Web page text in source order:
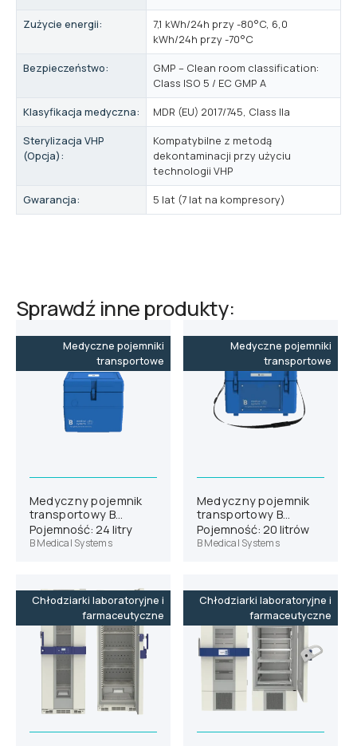
Zużycie energii:
7,1 kWh/24h przy -80°C, 6,0
kWh/24h przy -70°C
Bezpieczeństwo:
GMP – Clean room classification:
Class ISO 5 / EC GMP A
Klasyfikacja medyczna:
MDR (EU) 2017/745, Class IIa
Sterylizacja VHP
(Opcja):
Kompatybilne z metodą
dekontaminacji przy użyciu
technologii VHP
Gwarancja:
5 lat (7 lat na kompresory)
Sprawdź inne produkty:
Medyczne pojemniki
transportowe
Medyczny pojemnik
transportowy B
Medical Systems MT12
Pojemność: 24 litry
B Medical Systems
Medyczne pojemniki
transportowe
Medyczny pojemnik
transportowy B
Medical Systems MT8
Pojemność: 20 litrów
B Medical Systems
Chłodziarki laboratoryjne i
farmaceutyczne
Chłodziarki laboratoryjne i
farmaceutyczne